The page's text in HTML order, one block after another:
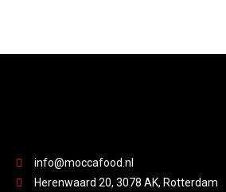
info@moccafood.nl
Herenwaard 20, 3078 AK, Rotterdam